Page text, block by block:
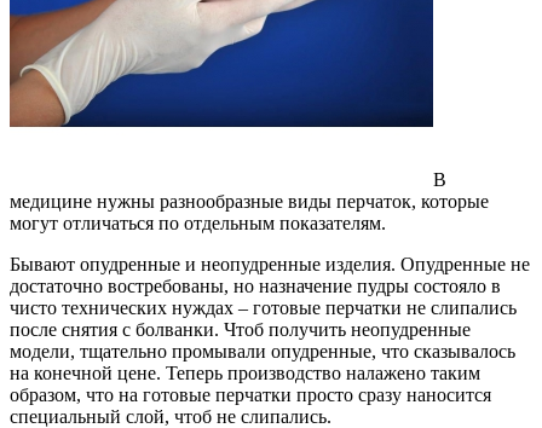
В
медицине нужны разнообразные виды перчаток, которые
могут отличаться по отдельным показателям.
Бывают опудренные и неопудренные изделия. Опудренные не
достаточно востребованы, но назначение пудры состояло в
чисто технических нуждах – готовые перчатки не слипались
после снятия с болванки. Чтоб получить неопудренные
модели, тщательно промывали опудренные, что сказывалось
на конечной цене. Теперь производство налажено таким
образом, что на готовые перчатки просто сразу наносится
специальный слой, чтоб не слипались.